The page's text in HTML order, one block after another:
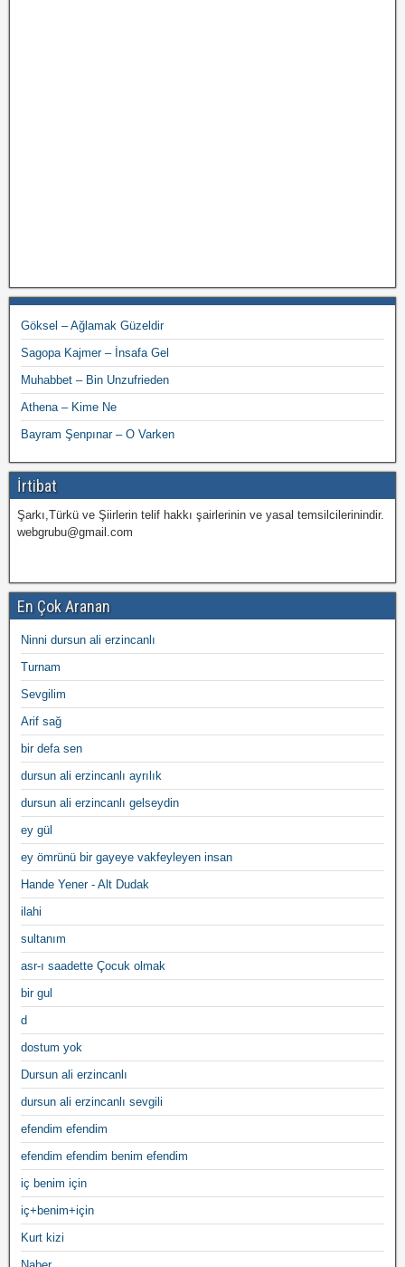
Göksel – Ağlamak Güzeldir
Sagopa Kajmer – İnsafa Gel
Muhabbet – Bin Unzufrieden
Athena – Kime Ne
Bayram Şenpınar – O Varken
İrtibat
Şarkı,Türkü ve Şiirlerin telif hakkı şairlerinin ve yasal temsilcilerinindir.
webgrubu@gmail.com
En Çok Aranan
Ninni dursun ali erzincanlı
Turnam
Sevgilim
Arif sağ
bir defa sen
dursun ali erzincanlı ayrılık
dursun ali erzincanlı gelseydin
ey gül
ey ömrünü bir gayeye vakfeyleyen insan
Hande Yener - Alt Dudak
ilahi
sultanım
asr-ı saadette Çocuk olmak
bir gul
d
dostum yok
Dursun ali erzincanlı
dursun ali erzincanlı sevgili
efendim efendim
efendim efendim benim efendim
iç benim için
iç+benim+için
Kurt kizi